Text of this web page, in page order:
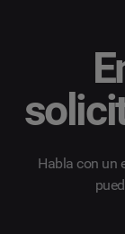
Habla con un